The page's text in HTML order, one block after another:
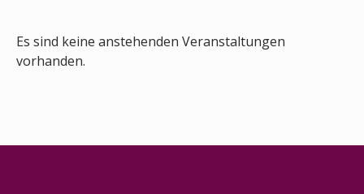
Es sind keine anstehenden Veranstaltungen
vorhanden.